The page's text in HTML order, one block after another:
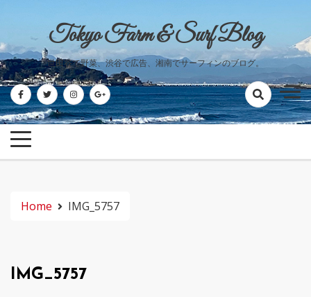
content
Tokyo Farm & Surf Blog
世田谷で野菜、渋谷で広告、湘南でサーフィンのブログ。
Home IMG_5757
IMG_5757